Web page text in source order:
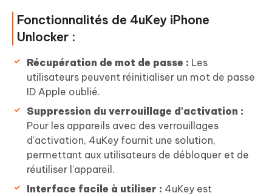
Fonctionnalités de 4uKey iPhone
Unlocker :
Récupération de mot de passe : Les
utilisateurs peuvent réinitialiser un mot de passe
ID Apple oublié.
Suppression du verrouillage d'activation :
Pour les appareils avec des verrouillages
d'activation, 4uKey fournit une solution,
permettant aux utilisateurs de débloquer et de
réutiliser l'appareil.
Interface facile à utiliser : 4uKey est